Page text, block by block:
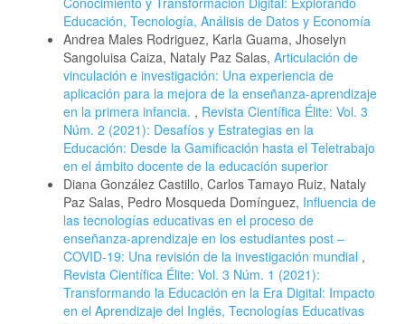
Educación, Tecnología, Análisis de Datos y Economía
Andrea Males Rodriguez, Karla Guama, Jhoselyn
Sangoluisa Caiza, Nataly Paz Salas, Articulación de
vinculación e investigación: Una experiencia de
aplicación para la mejora de la enseñanza-aprendizaje
en la primera infancia. , Revista Científica Élite: Vol. 3
Núm. 2 (2021): Desafíos y Estrategias en la
Educación: Desde la Gamificación hasta el Teletrabajo
en el ámbito docente de la educación superior
Diana González Castillo, Carlos Tamayo Ruiz, Nataly
Paz Salas, Pedro Mosqueda Domínguez, Influencia de
las tecnologías educativas en el proceso de
enseñanza-aprendizaje en los estudiantes post –
COVID-19: Una revisión de la investigación mundial ,
Revista Científica Élite: Vol. 3 Núm. 1 (2021):
Transformando la Educación en la Era Digital: Impacto
en el Aprendizaje del Inglés, Tecnologías Educativas